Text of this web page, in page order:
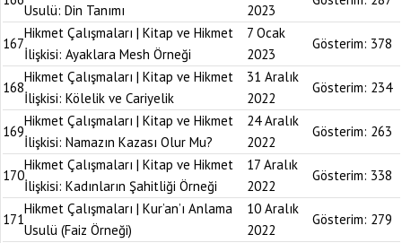
Usulü: Din Tanımı
2023
167
Hikmet Çalışmaları | Kitap ve Hikmet
İlişkisi: Ayaklara Mesh Örneği
7 Ocak
2023
Gösterim: 378
168
Hikmet Çalışmaları | Kitap ve Hikmet
İlişkisi: Kölelik ve Cariyelik
31 Aralık
2022
Gösterim: 234
169
Hikmet Çalışmaları | Kitap ve Hikmet
İlişkisi: Namazın Kazası Olur Mu?
24 Aralık
2022
Gösterim: 263
170
Hikmet Çalışmaları | Kitap ve Hikmet
İlişkisi: Kadınların Şahitliği Örneği
17 Aralık
2022
Gösterim: 338
171
Hikmet Çalışmaları | Kur’an’ı Anlama
Usulü (Faiz Örneği)
10 Aralık
2022
Gösterim: 279